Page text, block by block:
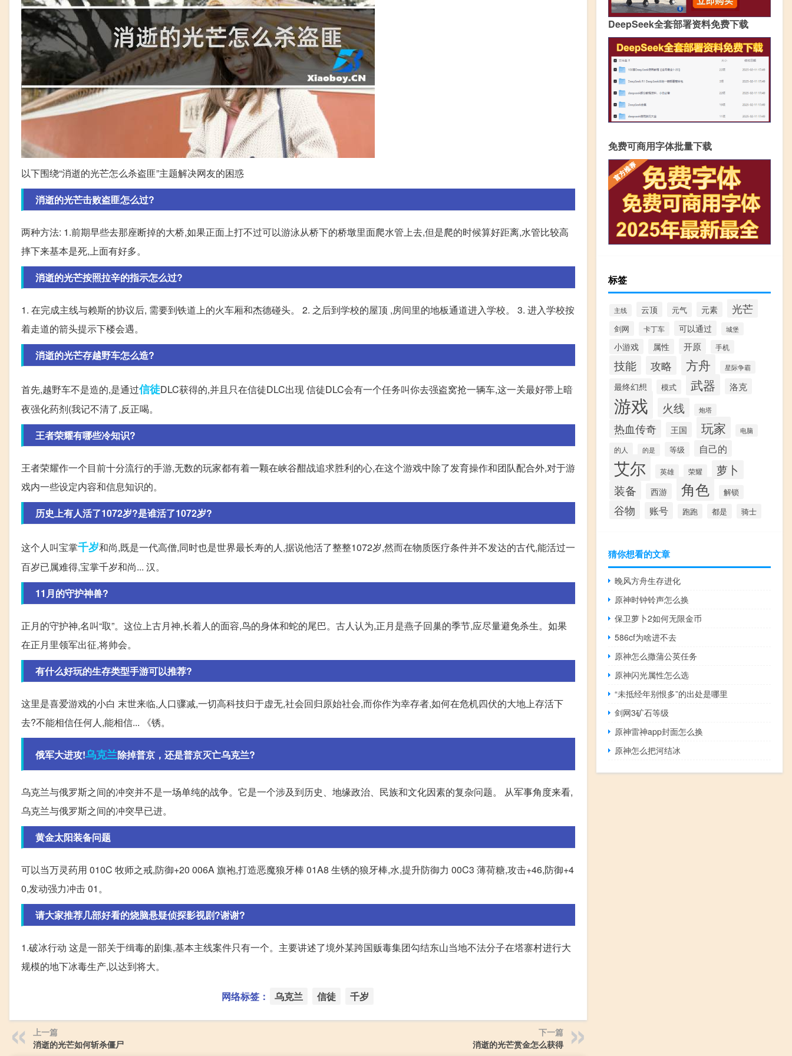
以下围绕“消逝的光芒怎么杀盗匪”主题解决网友的困惑
消逝的光芒击败盗匪怎么过?
两种方法: 1.前期早些去那座断掉的大桥,如果正面上打不过可以游泳从桥下的桥墩里面爬水管上去,但是爬的时候算好距离,水管比较高
摔下来基本是死,上面有好多。
消逝的光芒按照拉辛的指示怎么过?
1. 在完成主线与赖斯的协议后, 需要到铁道上的火车厢和杰德碰头。 2. 之后到学校的屋顶 ,房间里的地板通道进入学校。 3. 进入学校按
着走道的箭头提示下楼会遇。
消逝的光芒存越野车怎么造?
首先,越野车不是造的,是通过信徒DLC获得的,并且只在信徒DLC出现 信徒DLC会有一个任务叫你去强盗窝抢一辆车,这一关最好带上暗
夜强化药剂(我记不清了,反正喝。
王者荣耀有哪些冷知识?
王者荣耀作一个目前十分流行的手游,无数的玩家都有着一颗在峡谷酣战追求胜利的心,在这个游戏中除了发育操作和团队配合外,对于游
戏内一些设定内容和信息知识的。
历史上有人活了1072岁?是谁活了1072岁?
这个人叫宝掌千岁和尚,既是一代高僧,同时也是世界最长寿的人,据说他活了整整1072岁,然而在物质医疗条件并不发达的古代,能活过一
百岁已属难得,宝掌千岁和尚... 汉。
11月的守护神兽?
正月的守护神,名叫“取”。这位上古月神,长着人的面容,鸟的身体和蛇的尾巴。古人认为,正月是燕子回巢的季节,应尽量避免杀生。如果
在正月里领军出征,将帅会。
有什么好玩的生存类型手游可以推荐?
这里是喜爱游戏的小白 末世来临,人口骤减,一切高科技归于虚无,社会回归原始社会,而你作为幸存者,如何在危机四伏的大地上存活下
去?不能相信任何人,能相信... 《锈。
俄军大进攻!乌克兰除掉普京，还是普京灭亡乌克兰?
乌克兰与俄罗斯之间的冲突并不是一场单纯的战争。它是一个涉及到历史、地缘政治、民族和文化因素的复杂问题。 从军事角度来看,
乌克兰与俄罗斯之间的冲突早已进。
黄金太阳装备问题
可以当万灵药用 010C 牧师之戒,防御+20 006A 旗袍,打造恶魔狼牙棒 01A8 生锈的狼牙棒,水,提升防御力 00C3 薄荷糖,攻击+46,防御+4
0,发动强力冲击 01。
请大家推荐几部好看的烧脑悬疑侦探影视剧?谢谢?
1.破冰行动 这是一部关于缉毒的剧集,基本主线案件只有一个。主要讲述了境外某跨国贩毒集团勾结东山当地不法分子在塔寨村进行大
规模的地下冰毒生产,以达到将大。
网络标签： 乌克兰 信徒 千岁
上一篇
消逝的光芒如何斩杀僵尸
下一篇
消逝的光芒赏金怎么获得
DeepSeek全套部署资料免费下载
免费可商用字体批量下载
标签
主线 云顶 元气 元素 光芒
剑网 卡丁车 可以通过 城堡
小游戏 属性 开原 手机
技能 攻略 方舟 星际争霸
最终幻想 模式 武器 洛克
游戏 火线 炮塔
热血传奇 王国 玩家 电脑
的人 的是 等级 自己的
艾尔 英雄 荣耀
萝卜
装备
西游 角色 解锁
谷物 账号 跑跑 都是 骑士
猜你想看的文章
晚风方舟生存进化
原神时钟铃声怎么换
保卫萝卜2如何无限金币
586cf为啥进不去
原神怎么撒蒲公英任务
原神闪光属性怎么选
“未抵经年别恨多”的出处是哪里
剑网3矿石等级
原神雷神app封面怎么换
原神怎么把河结冰